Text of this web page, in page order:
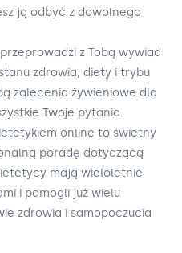
ją odbyć z dowolnego
z Tobą wywiad
zdrowia, diety i trybu
zalecenia żywieniowe dla
Twoje pytania.
online to świetny
poradę dotyczącą
mają wieloletnie
i pomogli już wielu
zdrowia i samopoczucia